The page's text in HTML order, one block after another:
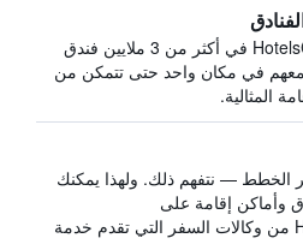
يبحث HotelsCombined في أكثر من 3 ملايين فندق
في مكان واحد حتى تتمكن من
المثالية.
الخطط — نتفهم ذلك. ولهذا يمكنك
وأماكن إقامة على
HotelsCombined من وكالات السفر التي تقدم خدمة